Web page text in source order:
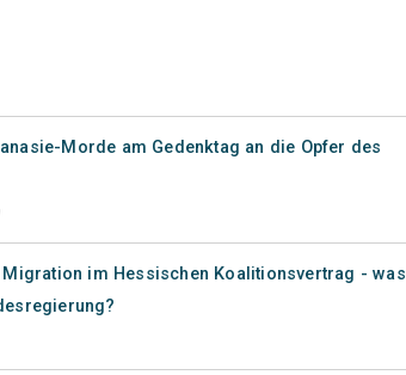
Morde am Gedenktag an die Opfer des
im Hessischen Koalitionsvertrag - was